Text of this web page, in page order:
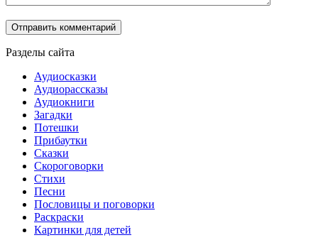
Разделы сайта
Аудиосказки
Аудиорассказы
Аудиокниги
Загадки
Потешки
Прибаутки
Сказки
Скороговорки
Стихи
Песни
Пословицы и поговорки
Раскраски
Картинки для детей